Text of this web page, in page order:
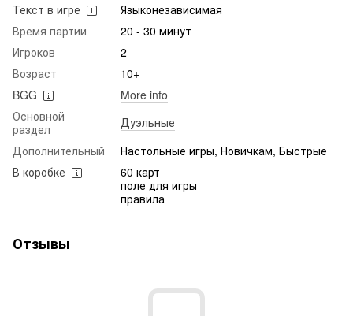
Текст в игре
Языконезависимая
Время партии
20 - 30 минут
Игроков
2
Возраст
10+
BGG
More info
Основной
раздел
Дуэльные
Дополнительный
Настольные игры, Новичкам, Быстрые
В коробке
60 карт
поле для игры
правила
Отзывы